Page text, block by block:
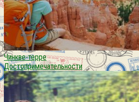
Чинкве-терре
Достопримечательности